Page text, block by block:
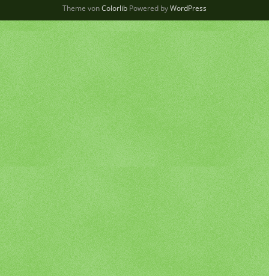
Theme vonColorlib Powered byWordPress